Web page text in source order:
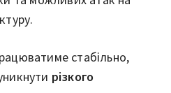
стабільно,
різкого